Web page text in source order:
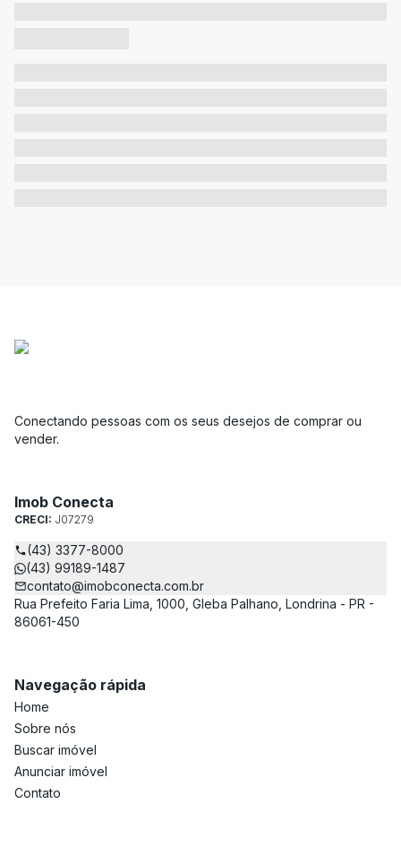
Conectando pessoas com os seus desejos de comprar ou
vender.
Imob Conecta
CRECI: J07279
(43) 3377-8000
(43) 99189-1487
contato@imobconecta.com.br
Rua Prefeito Faria Lima, 1000, Gleba Palhano, Londrina - PR -
86061-450
Navegação rápida
Home
Sobre nós
Buscar imóvel
Anunciar imóvel
Contato